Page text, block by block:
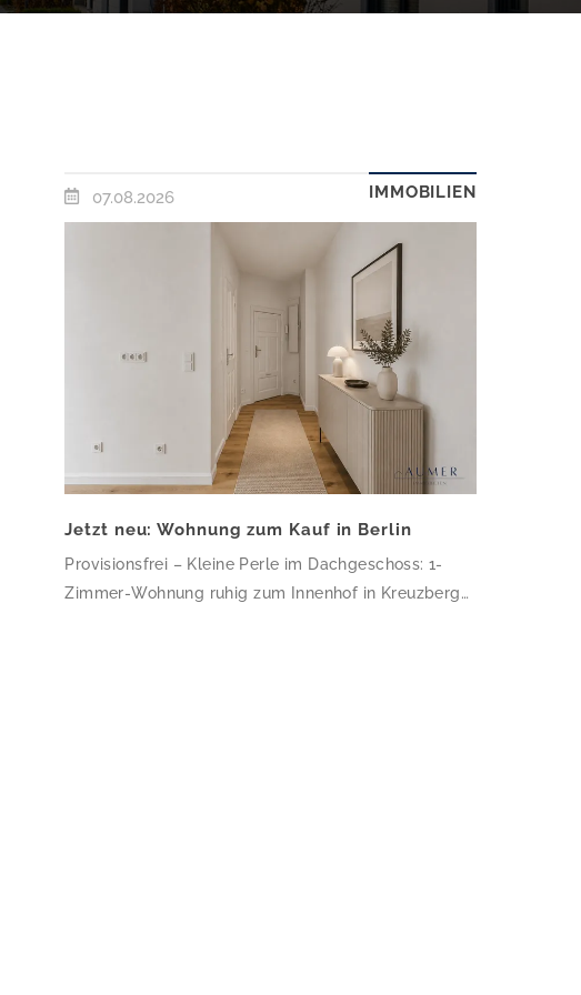
07.08.2026 IMMOBILIEN
Jetzt neu: Wohnung zum Kauf in Berlin
Provisionsfrei – Kleine Perle im Dachgeschoss: 1-
Zimmer-Wohnung ruhig zum Innenhof in Kreuzberg